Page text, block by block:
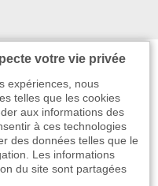
votre vie privée
expériences, nous
telles que les cookies
aux informations des
à ces technologies
des données telles que le
Les informations
du site sont partagées